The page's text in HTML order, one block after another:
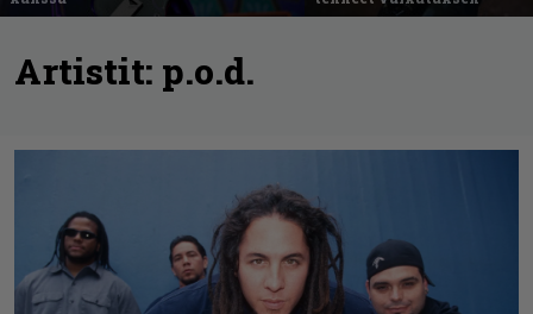
Artistit: p.o.d.